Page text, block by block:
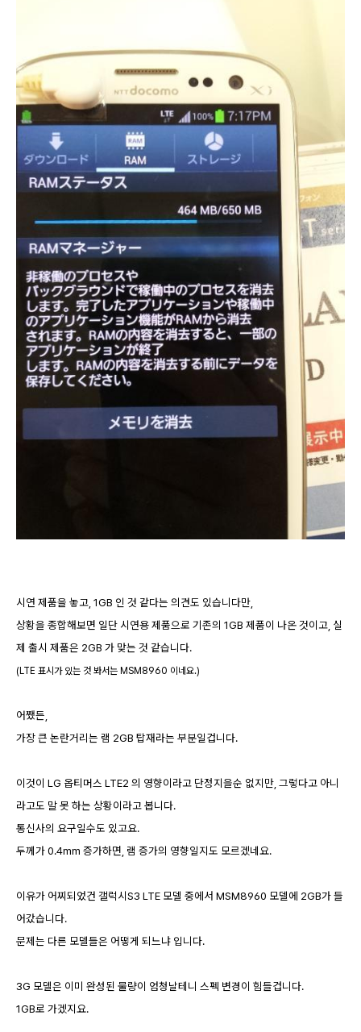
시연 제품을 놓고, 1GB 인 것 같다는 의견도 있습니다만,
상황을 종합해보면 일단 시연용 제품으로 기존의 1GB 제품이 나온 것이고, 실
제 출시 제품은 2GB 가 맞는 것 같습니다.
(LTE 표시가 있는 것 봐서는 MSM8960 이네요.)
어쨌든,
가장 큰 논란거리는 램 2GB 탑재라는 부분일겁니다.
이것이 LG 옵티머스 LTE2 의 영향이라고 단정지을순 없지만, 그렇다고 아니
라고도 말 못 하는 상황이라고 봅니다.
통신사의 요구일수도 있고요.
두께가 0.4mm 증가하면, 램 증가의 영향일지도 모르겠네요.
이유가 어찌되었건 갤럭시S3 LTE 모델 중에서 MSM8960 모델에 2GB가 들
어갔습니다.
문제는 다른 모델들은 어떻게 되느냐 입니다.
3G 모델은 이미 완성된 물량이 엄청날테니 스펙 변경이 힘들겁니다.
1GB로 가겠지요.